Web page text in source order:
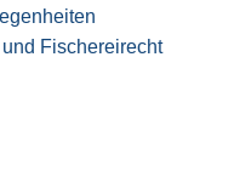
Fischereirecht